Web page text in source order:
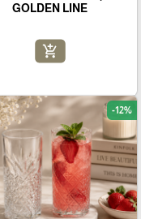
GOLDEN LINE
add_shopping_cart
-12%